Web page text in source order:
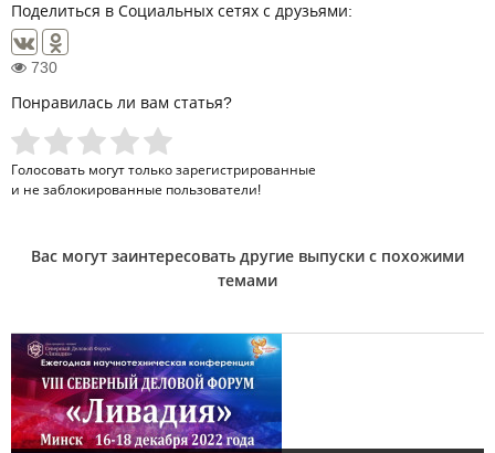
Поделиться в Социальных сетях с друзьями:
730
Понравилась ли вам статья?
Голосовать могут только зарегистрированные
и не заблокированные пользователи!
Вас могут заинтересовать другие выпуски с похожими
темами